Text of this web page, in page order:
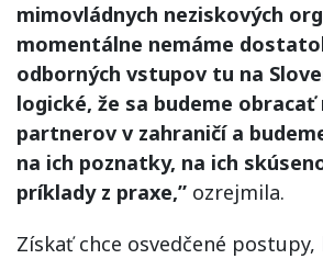
mimovládnych neziskových
momentálne nemáme
odborných vstupov tu na
logické, že sa budeme obracať
partnerov v zahraničí a
na ich poznatky, na ich
príklady z praxe,” ozrejmila.
Získať chce osvedčené postupy,